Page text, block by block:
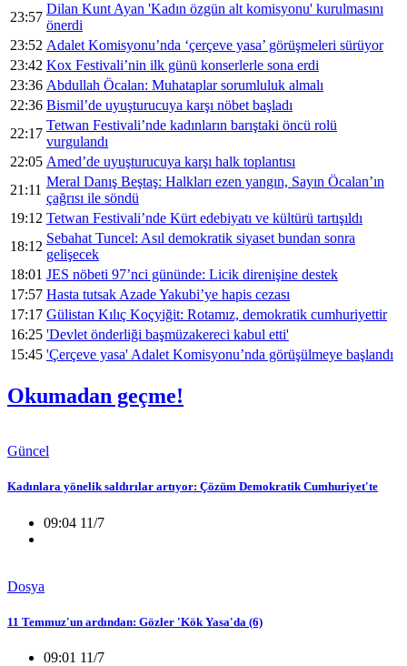
23:57
Dilan Kunt Ayan 'Kadın özgün alt komisyonu' kurulmasını
önerdi
23:52 Adalet Komisyonu’nda ‘çerçeve yasa’ görüşmeleri sürüyor
23:42 Kox Festivali’nin ilk günü konserlerle sona erdi
23:36 Abdullah Öcalan: Muhataplar sorumluluk almalı
22:36 Bismil’de uyuşturucuya karşı nöbet başladı
22:17
Tetwan Festivali’nde kadınların barıştaki öncü rolü
vurgulandı
22:05 Amed’de uyuşturucuya karşı halk toplantısı
21:11
Meral Danış Beştaş: Halkları ezen yangın, Sayın Öcalan’ın
çağrısı ile söndü
19:12 Tetwan Festivali’nde Kürt edebiyatı ve kültürü tartışıldı
18:12
Sebahat Tuncel: Asıl demokratik siyaset bundan sonra
gelişecek
18:01 JES nöbeti 97’nci gününde: Licik direnişine destek
17:57 Hasta tutsak Azade Yakubi’ye hapis cezası
17:17 Gülistan Kılıç Koçyiğit: Rotamız, demokratik cumhuriyettir
16:25 'Devlet önderliği başmüzakereci kabul etti'
15:45 'Çerçeve yasa' Adalet Komisyonu’nda görüşülmeye başlandı
Okumadan geçme!
Güncel
Kadınlara yönelik saldırılar artıyor: Çözüm Demokratik Cumhuriyet'te
09:04 11/7
Dosya
11 Temmuz'un ardından: Gözler 'Kök Yasa'da (6)
09:01 11/7